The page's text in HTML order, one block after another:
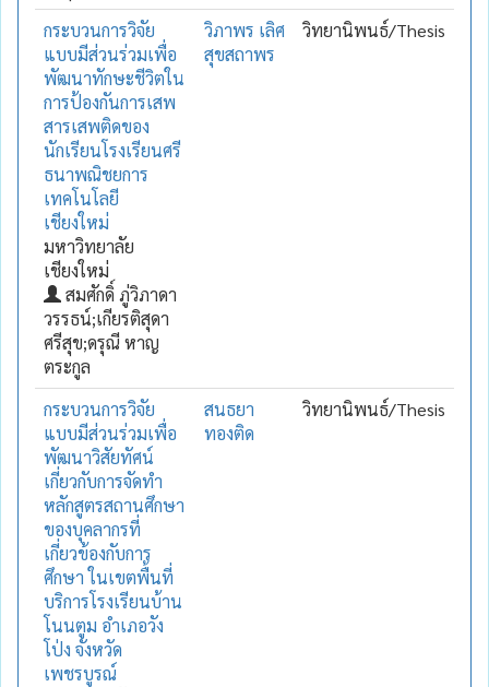
กระบวนการวิจัย
แบบมีส่วนร่วมเพื่อ
พัฒนาทักษะชีวิตใน
การป้องกันการเสพ
สารเสพติดของ
นักเรียนโรงเรียนศรี
ธนาพณิชยการ
เทคโนโลยี
เชียงใหม่
มหาวิทยาลัย
เชียงใหม่
สมศักดิ์ ภู่วิภาดา
วรรธน์;เกียรติสุดา
ศรีสุข;ดรุณี หาญ
ตระกูล
วิภาพร เลิศ
สุขสถาพร
วิทยานิพนธ์/Thesis
กระบวนการวิจัย
แบบมีส่วนร่วมเพื่อ
พัฒนาวิสัยทัศน์
เกี่ยวกับการจัดทำ
หลักสูตรสถานศึกษา
ของบุคลากรที่
เกี่ยวข้องกับการ
ศึกษา ในเขตพื้นที่
บริการโรงเรียนบ้าน
โนนตูม อำเภอวัง
โป่ง จังหวัด
เพชรบูรณ์
สนธยา
ทองติด
วิทยานิพนธ์/Thesis